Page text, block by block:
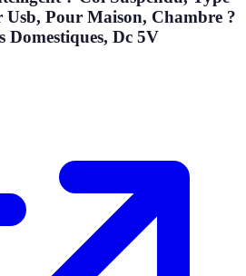
Pour Maison, Chambre ?
Domestiques, Dc 5V